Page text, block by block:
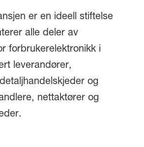
er en ideell stiftelse
alle deler av
forbrukerelektronikk i
leverandører,
og
nettaktører og